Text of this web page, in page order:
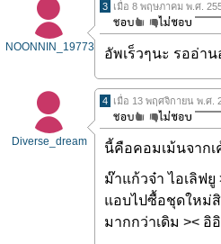
NOONNIN_19773
3 เมื่อ 8 พฤษภาคม พ.ศ.
อัพเร็วๆนะ รออ่าน
Diverse_dream
4 เมื่อ 13 พฤศจิกายน พ.ศ.
นี้คือคอมเม้นจากเ
ม๊าแก้วจ๋า ไอเลิฟ
แอบไปซื้อชุดใหม่
มากกว่าเดิม >< อิอิ